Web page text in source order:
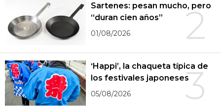
2
Sartenes: pesan mucho, pero
“duran cien años”
01/08/2026
3
‘Happi’, la chaqueta típica de
los festivales japoneses
05/08/2026